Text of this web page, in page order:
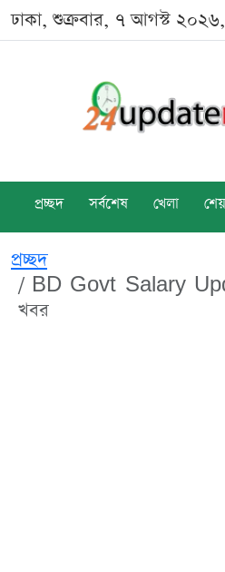
ঢাকা, শুক্রবার, ৭ আগস্ট
প্রচ্ছদ সর্বশেষ খেলা
প্রচ্ছদ
BD Govt Salary
খবর